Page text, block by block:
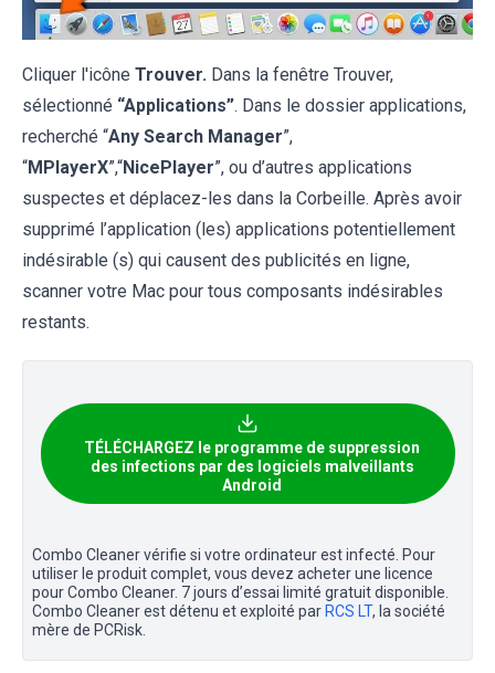
Cliquer l'icône Trouver. Dans la fenêtre Trouver,
sélectionné “Applications”. Dans le dossier applications,
recherché “Any Search Manager”,
“MPlayerX”,“NicePlayer”, ou d’autres applications
suspectes et déplacez-les dans la Corbeille. Après avoir
supprimé l’application (les) applications potentiellement
indésirable (s) qui causent des publicités en ligne,
scanner votre Mac pour tous composants indésirables
restants.
TÉLÉCHARGEZ le programme de suppression
des infections par des logiciels malveillants
Android
Combo Cleaner vérifie si votre ordinateur est infecté. Pour
utiliser le produit complet, vous devez acheter une licence
pour Combo Cleaner. 7 jours d’essai limité gratuit disponible.
Combo Cleaner est détenu et exploité par RCS LT, la société
mère de PCRisk.